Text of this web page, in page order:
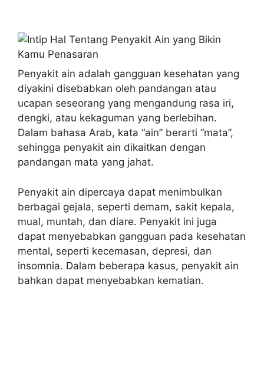
Penyakit ain adalah gangguan kesehatan yang
diyakini disebabkan oleh pandangan atau
ucapan seseorang yang mengandung rasa iri,
dengki, atau kekaguman yang berlebihan.
Dalam bahasa Arab, kata “ain” berarti “mata”,
sehingga penyakit ain dikaitkan dengan
pandangan mata yang jahat.
Penyakit ain dipercaya dapat menimbulkan
berbagai gejala, seperti demam, sakit kepala,
mual, muntah, dan diare. Penyakit ini juga
dapat menyebabkan gangguan pada kesehatan
mental, seperti kecemasan, depresi, dan
insomnia. Dalam beberapa kasus, penyakit ain
bahkan dapat menyebabkan kematian.